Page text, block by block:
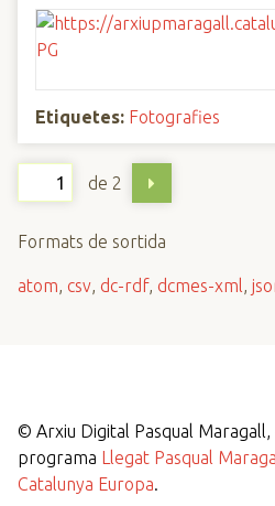
Etiquetes: Fotografies
de 2
Formats de sortida
atom, csv, dc-rdf, dcmes-xml,
© Arxiu Digital Pasqual
programa Llegat Pasqual
Catalunya Europa.